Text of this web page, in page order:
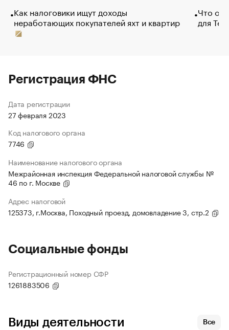
Как налоговики ищут доходы
неработающих покупателей яхт и квартир
Что
для
Регистрация ФНС
Дата регистрации
27 февраля 2023
Код налогового органа
7746
Наименование налогового органа
Межрайонная инспекция Федеральной налоговой службы №
46 по г. Москве
Адрес налоговой
125373, г.Москва, Походный проезд, домовладение 3, стр.2
Социальные фонды
Регистрационный номер СФР
1261883506
Виды деятельности Все